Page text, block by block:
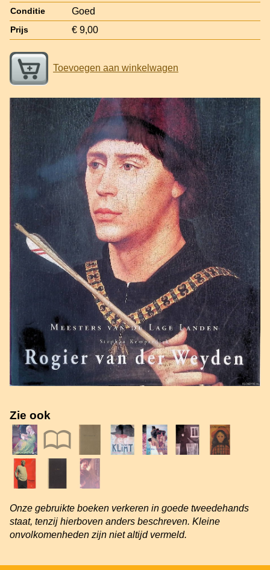
Conditie Goed
Prijs € 9,00
Toevoegen aan winkelwagen
Zie ook
Onze gebruikte boeken verkeren in goede tweedehands
staat, tenzij hierboven anders beschreven. Kleine
onvolkomenheden zijn niet altijd vermeld.